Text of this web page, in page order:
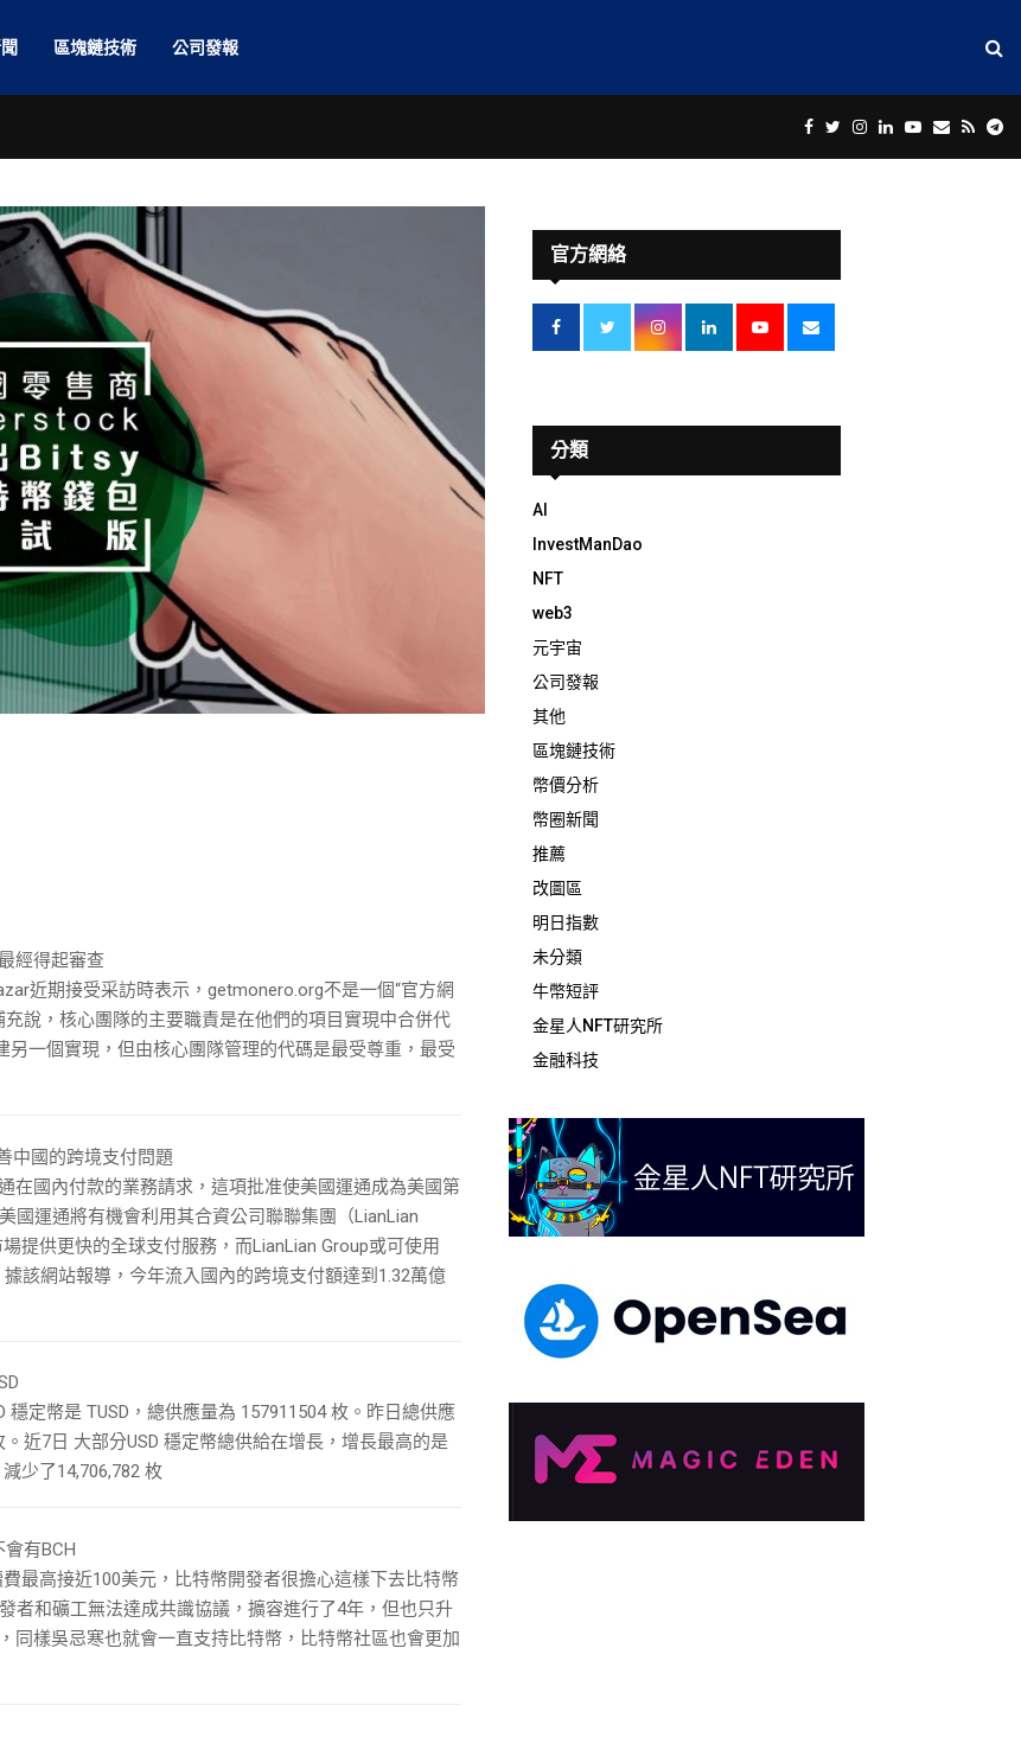
區塊鏈技術 公司發報
Facebook
Twitter
Instagram
LinkedinYoutube
Email
Rss
經得起審查
近期接受采訪時表示，getmonero.org不是一個“官方網
說，核心團隊的主要職責是在他們的項目實現中合併代
另一個實現，但由核心團隊管理的代碼是最受尊重，最受
中國的跨境支付問題
在國內付款的業務請求，這項批准使美國運通成為美國第
國運通將有機會利用其合資公司聯聯集團（LianLian
提供更快的全球支付服務，而LianLian Group或可使用
該網站報導，今年流入國內的跨境支付額達到1.32萬億
定幣是 TUSD，總供應量為 157911504 枚。昨日總供應
近7日 大部分USD 穩定幣總供給在增長，增長最高的是
少了14,706,782 枚
有BCH
最高接近100美元，比特幣開發者很擔心這樣下去比特幣
者和礦工無法達成共識協議，擴容進行了4年，但也只升
同樣吳忌寒也就會一直支持比特幣，比特幣社區也會更加
官方網絡
分類
AI
InvestManDao
NFT
web3
元宇宙
公司發報
其他
區塊鏈技術
幣價分析
幣圈新聞
推薦
改圖區
明日指數
未分類
牛幣短評
金星人NFT研究所
金融科技